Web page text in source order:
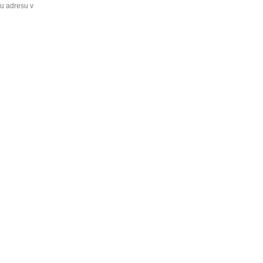
adresu v